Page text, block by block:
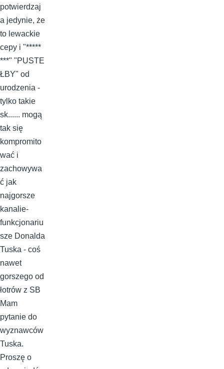
potwierdzaj
a jedynie, że
to lewackie
cepy i "*****
***" "PUSTE
ŁBY" od
urodzenia -
tylko takie
sk...... mogą
tak się
kompromito
wać i
zachowywa
ć jak
najgorsze
kanalie-
funkcjonariu
sze Donalda
Tuska - coś
nawet
gorszego od
łotrów z SB
Mam
pytanie do
wyznawców
Tuska.
Proszę o